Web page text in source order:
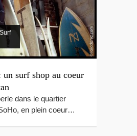
surf shop au coeur
dans le quartier
en plein coeur…